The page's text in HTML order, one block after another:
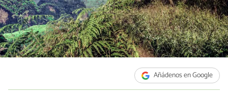
Añádenos en Google